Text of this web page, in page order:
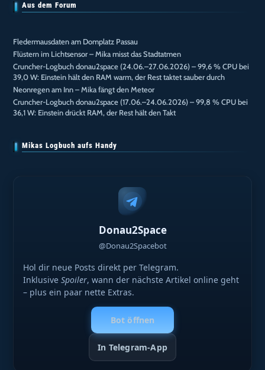
Aus dem Forum
Fledermausdaten am Domplatz Passau
Flüstern im Lichtsensor – Mika misst das Stadtatmen
Cruncher-Logbuch donau2space (24.06.–27.06.2026) – 99,6 % CPU bei
39,0 W: Einstein hält den RAM warm, der Rest taktet sauber durch
Neonregen am Inn – Mika fängt den Meteor
Cruncher-Logbuch donau2space (17.06.–24.06.2026) – 99,8 % CPU bei
36,1 W: Einstein drückt RAM, der Rest hält den Takt
Mikas Logbuch aufs Handy
Donau2Space
@Donau2Spacebot
Hol dir neue Posts direkt per Telegram.
InklusiveSpoiler, wann der nächste Artikel online geht
– plus ein paar nette Extras.
Bot öffnen
In Telegram-App